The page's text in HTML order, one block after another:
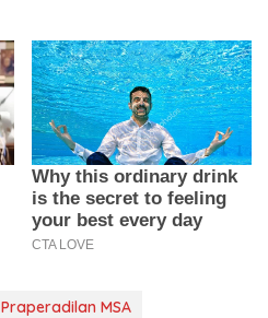
Praperadilan MSA